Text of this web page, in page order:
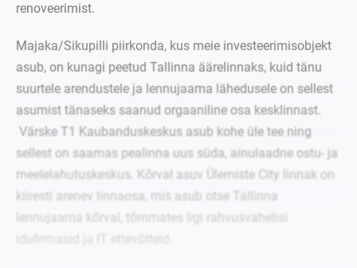
renoveerimist.
Majaka/Sikupilli piirkonda, kus meie investeerimisobjekt
asub, on kunagi peetud Tallinna äärelinnaks, kuid tänu
suurtele arendustele ja lennujaama lähedusele on sellest
asumist tänaseks saanud orgaaniline osa kesklinnast.
Värske T1 Kaubanduskeskus asub kohe üle tee ning
sellest on saamas pealinna uus süda, ainulaadne ostu- ja
meelelahutuskeskus. Kõrval asuv Ülemiste City linnak on
kiiresti arenev linnaosa, mis asub otse Tallinna
lennujaama kõrval, tõmmates ligi rahvusvahelisi